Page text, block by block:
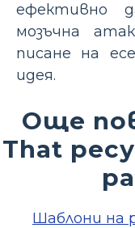
ефективно
мозъчна
писане на
идея.
Още
That
Шаблони на